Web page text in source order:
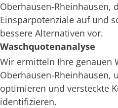
Oberhausen-Rheinhausen,
Einsparpotenziale auf und
bessere Alternativen vor.
Waschquotenanalyse
Wir ermitteln Ihre genauen
Oberhausen-Rheinhausen,
optimieren und versteckte
identifizieren.